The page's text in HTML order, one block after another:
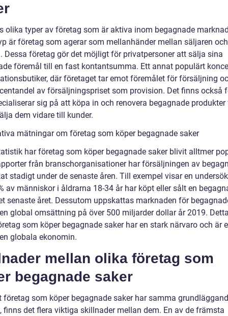
olika typer av företag som är aktiva inom begagnade
är företag som agerar som mellanhänder mellan säljaren och
Dessa företag gör det möjligt för privatpersoner att sälja sina
föremål till en fast kontantsumma. Ett annat populärt
där företaget tar emot föremålet för försäljning
av försäljningspriset som provision. Det finns också
sig på att köpa in och renovera begagnade
dem vidare till kunder.
mätningar om företag som köper begagnade saker
har företag som köper begagnade saker blivit alltmer
från branschorganisationer har försäljningen av
stadigt under de senaste åren. Till exempel visar en
av människor i åldrarna 18-34 år har köpt eller sålt en
senaste året. Dessutom uppskattas marknaden för
global omsättning på över 500 miljarder dollar år 2019.
som köper begagnade saker har en stark närvaro och är
globala ekonomin.
mellan olika företag som
begagnade saker
företag som köper begagnade saker har samma
finns det flera viktiga skillnader mellan dem. En av de främsta